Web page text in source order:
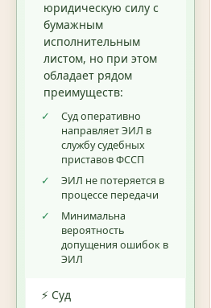
юридическую силу с
бумажным
исполнительным
листом, но при этом
обладает рядом
преимуществ:
✓
Суд оперативно
направляет ЭИЛ в
службу судебных
приставов ФССП
✓
ЭИЛ не потеряется в
процессе передачи
✓
Минимальна
вероятность
допущения ошибок в
ЭИЛ
⚡ Суд